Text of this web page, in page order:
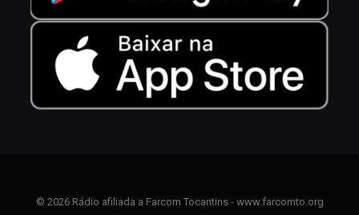
© 2026 Rádio afiliada a Farcom Tocantins - www.farcomto.org